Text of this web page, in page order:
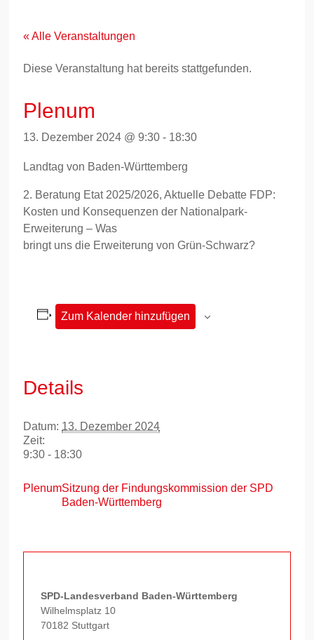
springen« Alle Veranstaltungen
Diese Veranstaltung hat bereits stattgefunden.
Plenum
13. Dezember 2024 @ 9:30 - 18:30
Landtag von Baden-Württemberg
2. Beratung Etat 2025/2026, Aktuelle Debatte FDP:
Kosten und Konsequenzen der Nationalpark-
Erweiterung – Was
bringt uns die Erweiterung von Grün-Schwarz?
Zum Kalender hinzufügen
Details
Datum: 13. Dezember 2024
Zeit:
9:30 - 18:30
PlenumSitzung der Findungskommission der SPD
Baden-Württemberg
SPD-Landesverband Baden-Württemberg
Wilhelmsplatz 10
70182 Stuttgart